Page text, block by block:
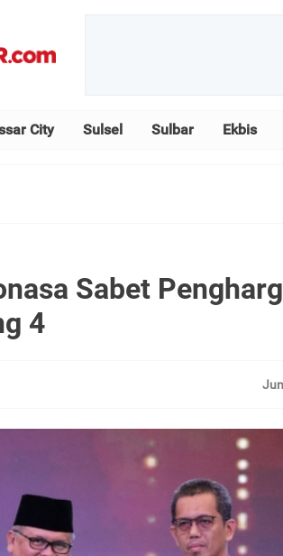
City Sulsel Sulbar Ekbis
Sabet
4